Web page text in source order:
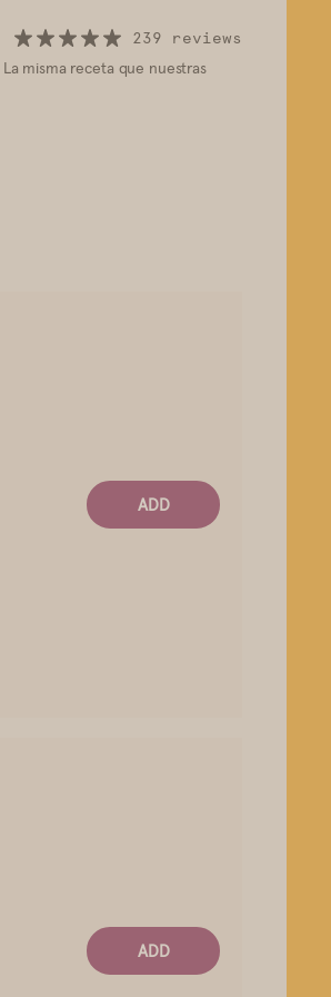
239 reviews
La misma receta que nuestras
ADD
ADD